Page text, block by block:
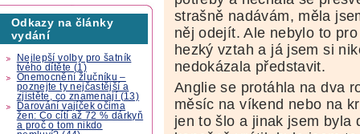
Odkazy na články
vydání
Nejlepší volby pro šatník
tvého dítěte (1)
Onemocnění žlučníku –
poznejte ty nejčastější a
zjistěte, co znamenají (13)
Darování vajíček očima
žen: Co cítí až 72 % dárkyň
a proč o tom nikdo
strašně nadávám, měla
něj odejít. Ale nebylo to
hezký vztah a já jsem si
nedokázala představit.
Anglie se protáhla na dva
měsíc na víkend nebo na
jen to šlo a jinak jsem byla